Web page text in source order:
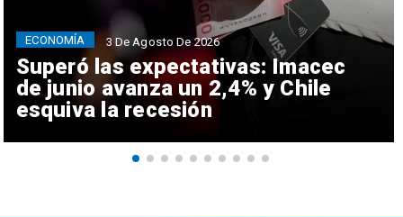
Superó las expectativas: Imacec
de junio avanza un 2,4% y Chile
esquiva la recesión
ECONOMÍA 3 De Agosto De 2026